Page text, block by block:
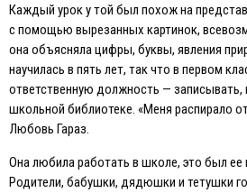
Каждый урок у той был похож на
с помощью вырезанных картинок,
она объясняла цифры, буквы, явления
научилась в пять лет, так что в первом
ответственную должность — записывать,
школьной библиотеке. «Меня распирало
Любовь Гараз.
Она любила работать в школе, это был ее
Родители, бабушки, дядюшки и тетушки